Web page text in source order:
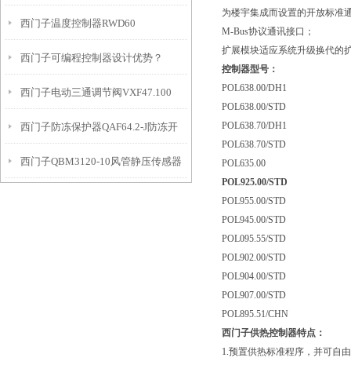
用
西门子温度控制器RWD60
西门子可编程控制器设计优势？
西门子电动三通调节阀VXF47.100
西门子防冻保护器QAF64.2-J防冻开
关
西门子QBM3120-10风管静压传感器
为楼宇集成而设置的开放标准
M-Bus协议通讯接口；
扩展模块适应系统升级换代的
控制器型号：
POL638.00/DH1
POL638.00/STD
POL638.70/DH1
POL638.70/STD
POL635.00
POL925.00/STD
POL955.00/STD
POL945.00/STD
POL095.55/STD
POL902.00/STD
POL904.00/STD
POL907.00/STD
POL895.51/CHN
西门子供热控制器特点：
1.预置供热标准程序，并可自